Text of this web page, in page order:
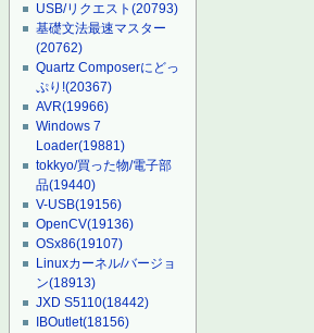
USB/リクエスト(20793)
基礎文法最速マスター
(20762)
Quartz Composerにどっ
ぷり!(20367)
AVR(19966)
Windows 7
Loader(19881)
tokkyo/買った物/電子部
品(19440)
V-USB(19156)
OpenCV(19136)
OSx86(19107)
Linuxカーネル/バージョ
ン(18913)
JXD S5110(18442)
IBOutlet(18156)